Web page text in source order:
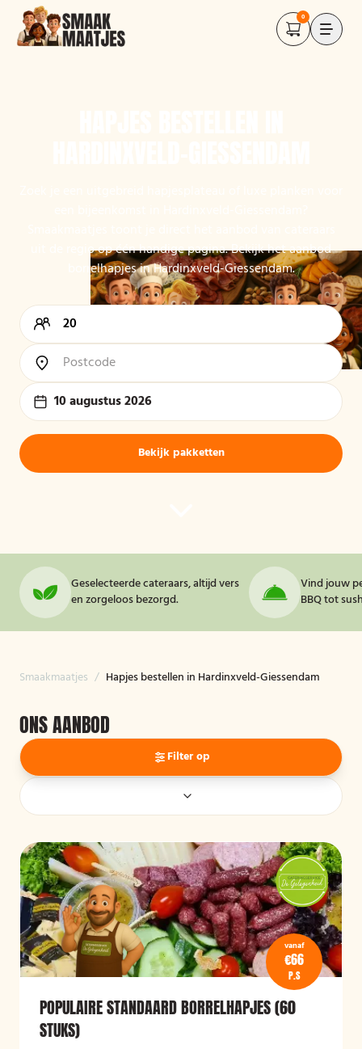
0
uit de regio op één handige pagina. Bekijk het aanbod
borrelhapjes in Hardinxveld-Giessendam.
10 augustus 2026
Bekijk pakketten
Geselecteerde cateraars, altijd vers
en zorgeloos bezorgd.
Vind jouw
BBQ tot
Smaakmaatjes / Hapjes bestellen in Hardinxveld-Giessendam
ONS AANBOD
Filter op
vanaf
€66
P.S
POPULAIRE STANDAARD BORRELHAPJES (60
STUKS)